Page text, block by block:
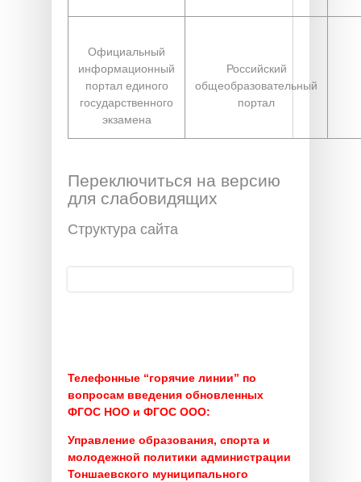
Официальный
информационный
портал единого
государственного
экзамена
Российский
общеобразовательный
портал
Переключиться на версию
для слабовидящих
Структура сайта
Поиск
Телефонные “горячие линии” по
вопросам введения обновленных
ФГОС НОО и ФГОС ООО:
Управление образования, спорта и
молодежной политики администрации
Тоншаевского муниципального